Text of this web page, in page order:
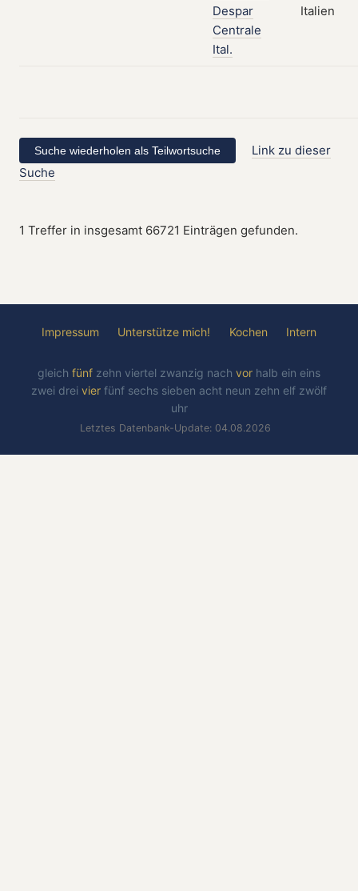
Despar
Centrale
Ital.
Italien
Link zu dieser
Suche
1 Treffer in insgesamt 66721 Einträgen gefunden.
Impressum Unterstütze mich! Kochen Intern
gleich fünf zehn viertel zwanzig nach vor halb ein eins
zwei drei vier fünf sechs sieben acht neun zehn elf zwölf
uhr
Letztes Datenbank-Update: 04.08.2026